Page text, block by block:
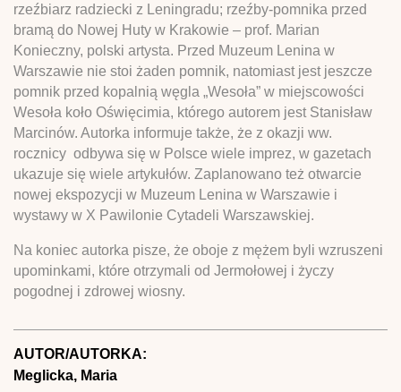
rzeźbiarz radziecki z Leningradu; rzeźby-pomnika przed
bramą do Nowej Huty w Krakowie – prof. Marian
Konieczny, polski artysta. Przed Muzeum Lenina w
Warszawie nie stoi żaden pomnik, natomiast jest jeszcze
pomnik przed kopalnią węgla „Wesoła” w miejscowości
Wesoła koło Oświęcimia, którego autorem jest Stanisław
Marcinów. Autorka informuje także, że z okazji ww.
rocznicy odbywa się w Polsce wiele imprez, w gazetach
ukazuje się wiele artykułów. Zaplanowano też otwarcie
nowej ekspozycji w Muzeum Lenina w Warszawie i
wystawy w X Pawilonie Cytadeli Warszawskiej.
Na koniec autorka pisze, że oboje z mężem byli wzruszeni
upominkami, które otrzymali od Jermołowej i życzy
pogodnej i zdrowej wiosny.
AUTOR/AUTORKA:
Meglicka, Maria